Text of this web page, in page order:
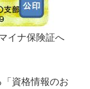
イナ保険証へ
資格情報のお